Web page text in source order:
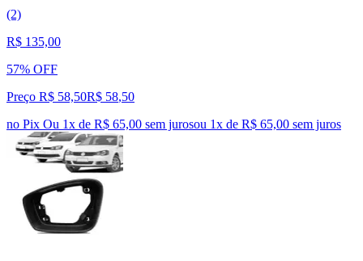
(2)
R$ 135,00
57% OFF
Preço R$ 58,50R$ 58,50
no Pix Ou 1x de R$ 65,00 sem jurosou 1x de R$ 65,00 sem juros